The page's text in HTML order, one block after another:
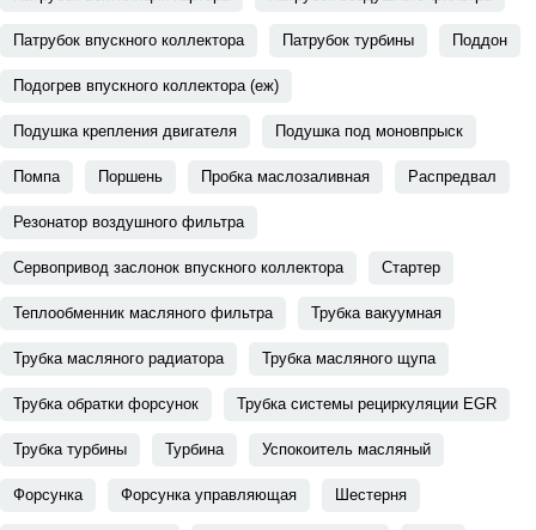
Патрубок впускного коллектора Патрубок турбины Поддон
Подогрев впускного коллектора (еж)
Подушка крепления двигателя Подушка под моновпрыск
Помпа Поршень Пробка маслозаливная Распредвал
Резонатор воздушного фильтра
Сервопривод заслонок впускного коллектора Стартер
Теплообменник масляного фильтра Трубка вакуумная
Трубка масляного радиатора Трубка масляного щупа
Трубка обратки форсунок Трубка системы рециркуляции EGR
Трубка турбины Турбина Успокоитель масляный
Форсунка Форсунка управляющая Шестерня